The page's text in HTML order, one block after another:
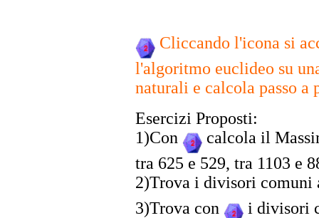
Cliccando l'icona si
l'algoritmo euclideo su
naturali e calcola passo
Esercizi Proposti:
1)Con
calcola il
tra 625 e 529, tra 1103 e
2)Trova i divisori comuni
3)Trova con
i divisori